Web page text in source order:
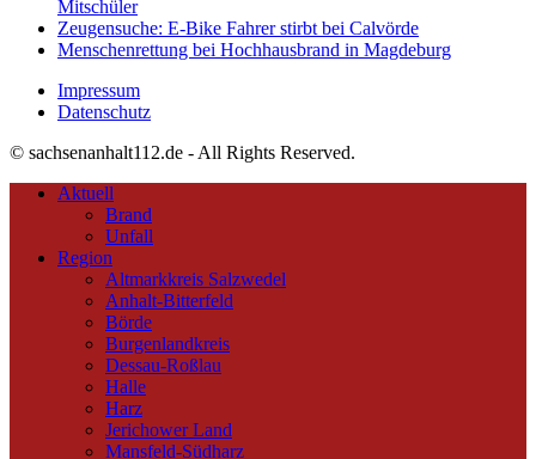
Mitschüler
Zeugensuche: E-Bike Fahrer stirbt bei Calvörde
Menschenrettung bei Hochhausbrand in Magdeburg
Impressum
Datenschutz
© sachsenanhalt112.de - All Rights Reserved.
Aktuell
Brand
Unfall
Region
Altmarkkreis Salzwedel
Anhalt-Bitterfeld
Börde
Burgenlandkreis
Dessau-Roßlau
Halle
Harz
Jerichower Land
Mansfeld-Südharz